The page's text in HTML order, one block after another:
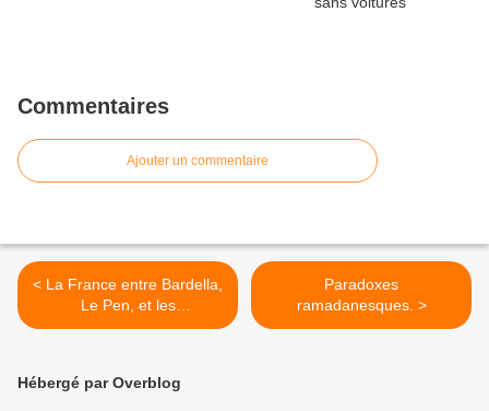
Commentaires
Ajouter un commentaire
< La France entre Bardella,
Le Pen, et les
bouleversements
Paradoxes
ramadanesques. >
Hébergé par Overblog